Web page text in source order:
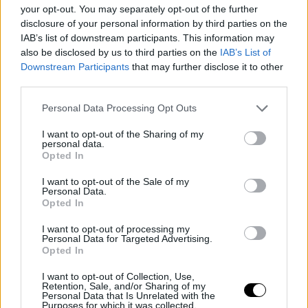
your opt-out. You may separately opt-out of the further
disclosure of your personal information by third parties on the
IAB’s list of downstream participants. This information may
also be disclosed by us to third parties on the IAB’s List of
Downstream Participants that may further disclose it to other
Personal Data Processing Opt Outs
I want to opt-out of the Sharing of my
personal data.
Opted In
I want to opt-out of the Sale of my
Personal Data.
Opted In
I want to opt-out of processing my
Personal Data for Targeted Advertising.
Opted In
I want to opt-out of Collection, Use,
Retention, Sale, and/or Sharing of my
Personal Data that Is Unrelated with the
Purposes for which it was collected.
puntos y LeBron James el máximo anotador de los Cavs
con 18. Miami se coloca séptimo en el Este y los Cavs
ven como los Sixers y los Pacers le siguen apretando las
tuercas en la lucha por la tercera posición.
Calderón, con más minutos que nunca
#CavsHeat
STARTERS
@unclejeffgreen@kevinlove
LET’S GO.#AllForOnepic.twitter.com/7VXx4a8bK5